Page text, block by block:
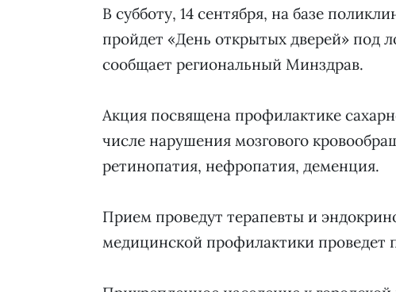
В субботу, 14 сентября, на базе
пройдет «День открытых дверей» под
сообщает региональный Минздрав.
Акция посвящена профилактике
числе нарушения мозгового
ретинопатия, нефропатия, деменция.
Прием проведут терапевты и
медицинской профилактики проведет